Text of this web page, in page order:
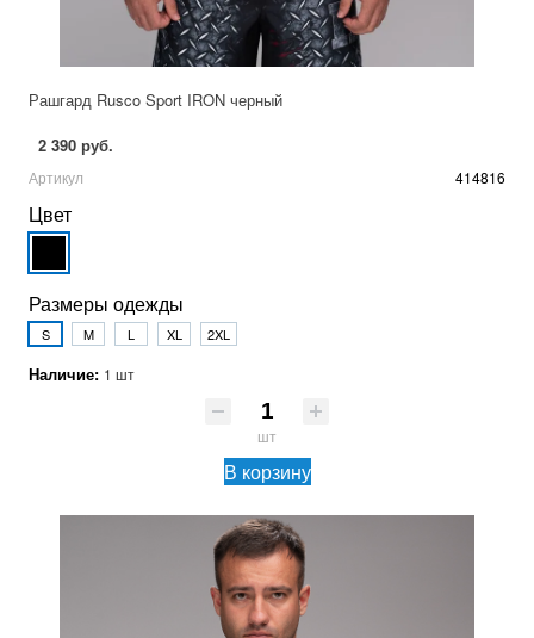
Рашгард Rusco Sport IRON черный
2 390 руб.
Артикул 414816
Цвет
Размеры одежды
S M L XL 2XL
Наличие: 1 шт
шт
В корзину